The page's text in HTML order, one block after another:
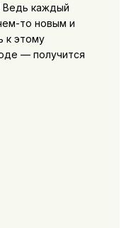
Ведь каждый
то новым и
к этому
— получится